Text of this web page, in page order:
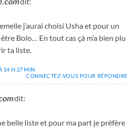
j’aurai choisi Usha et pour un
Bolo… En tout cas çà m’a bien plu
ta liste.
14 H 27 MIN
CONNECTEZ-VOUS POUR RÉPONDRE
dit:
belle liste et pour ma part je préfère